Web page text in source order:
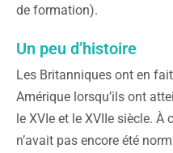
de formation).
Un peu d’histoire
Les Britanniques ont en
Amérique lorsqu’ils ont
le XVIe et le XVIIe siècle. À
n’avait pas encore été